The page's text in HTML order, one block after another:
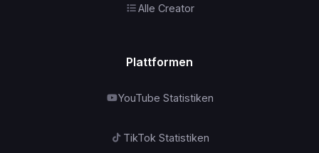
Alle Creator
Plattformen
YouTube Statistiken
TikTok Statistiken